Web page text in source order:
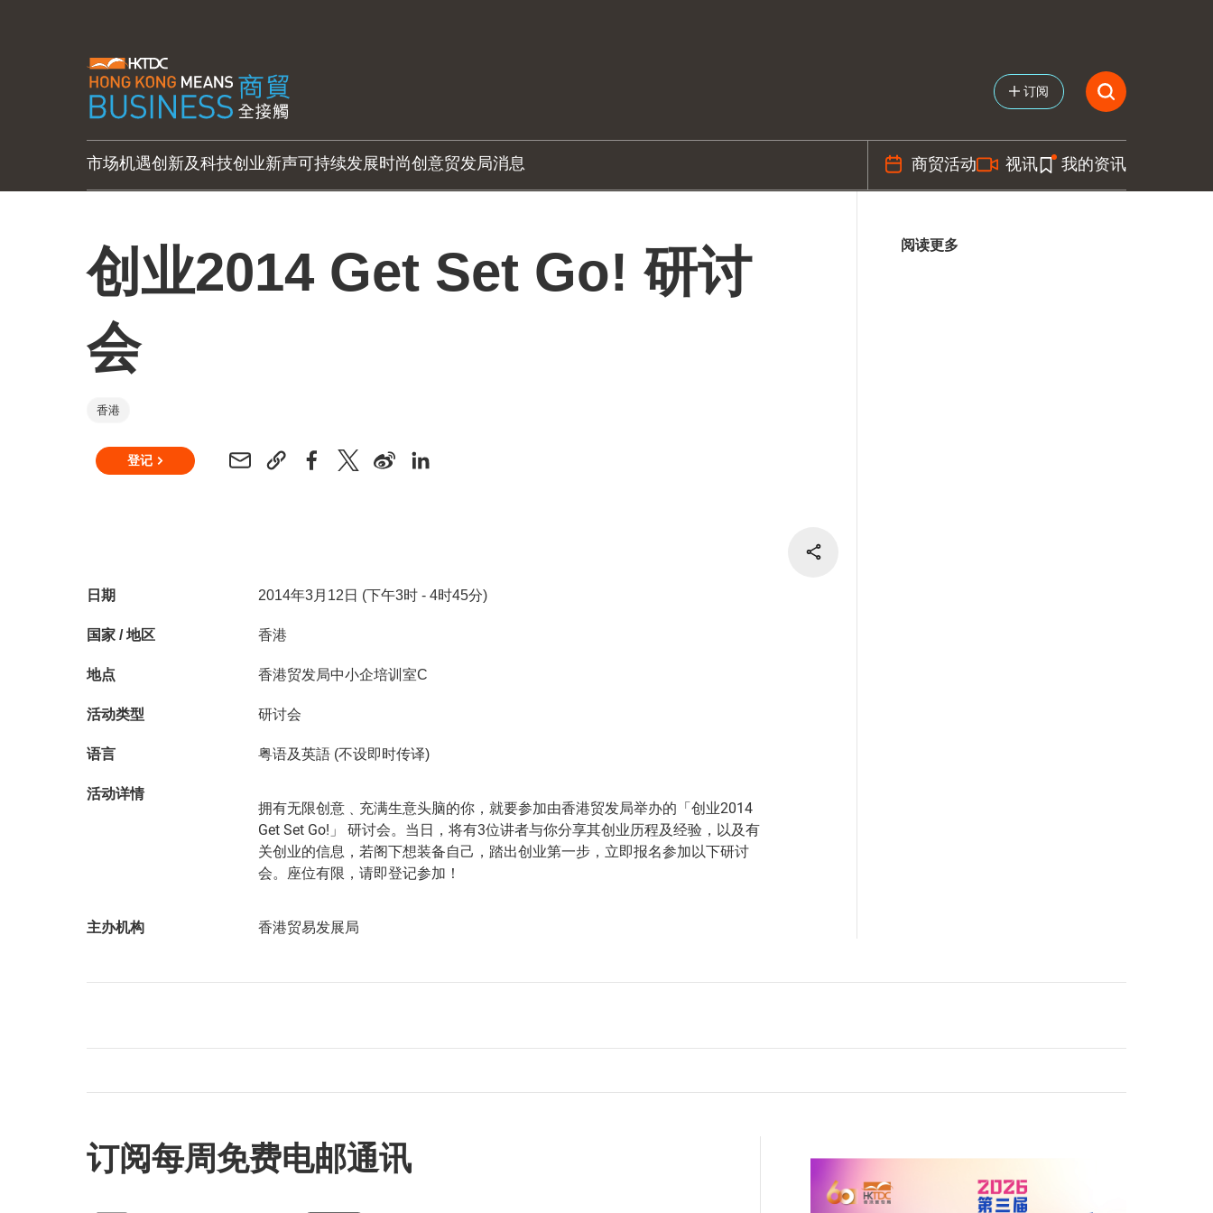
订阅
市场机遇创新及科技创业新声可持续发展时尚创意贸发局消息 商贸活动 视讯 我的资讯
创业2014 Get Set Go! 研讨
会
香港
登记
日期 2014年3月12日 (下午3时 - 4时45分)
国家 / 地区 香港
地点 香港贸发局中小企培训室C
活动类型 研讨会
语言 粤语及英語 (不设即时传译)
活动详情
拥有无限创意﹑充满生意头脑的你，就要参加由香港贸发局举办的「创业2014
Get Set Go!」 研讨会。当日，将有3位讲者与你分享其创业历程及经验，以及有
关创业的信息，若阁下想装备自己，踏出创业第一步，立即报名参加以下研讨
会。座位有限，请即登记参加！
主办机构 香港贸易发展局
阅读更多
订阅每周免费电邮通讯